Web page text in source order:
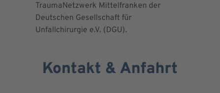
TraumaNetzwerk Mittelfranken der
Deutschen Gesellschaft für
Unfallchirurgie e.V. (DGU).
Kontakt & Anfahrt